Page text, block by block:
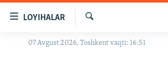
Бош
LOYIHALAR
OZODLIK SURISHTIRUVLARI
Излаш
07 Avgust 2026, Toshkent vaqti: 16:51